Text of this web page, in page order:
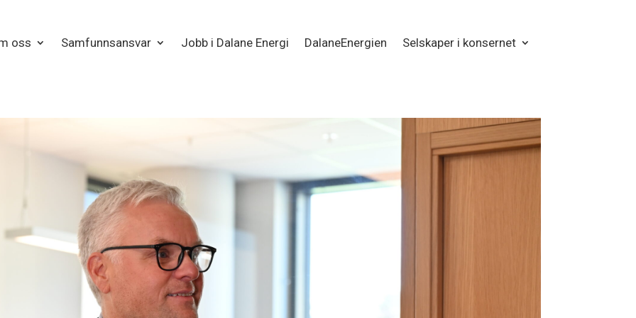
oss Samfunnsansvar Jobb i Dalane Energi DalaneEnergien Selskaper i konsernet